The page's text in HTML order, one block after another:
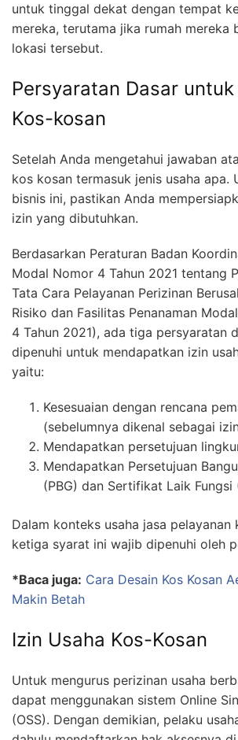
untuk tinggal dekat dengan tempat
mereka, terutama jika rumah mereka
lokasi tersebut.
Persyaratan Dasar
Kos-kosan
Setelah Anda mengetahui jawaban
kos kosan termasuk jenis usaha apa.
bisnis ini, pastikan Anda
izin yang dibutuhkan.
Berdasarkan Peraturan Badan
Modal Nomor 4 Tahun 2021 tentang
Tata Cara Pelayanan Perizinan
Risiko dan Fasilitas Penanaman
4 Tahun 2021), ada tiga persyaratan
dipenuhi untuk mendapatkan izin
yaitu:
Kesesuaian dengan rencana
(sebelumnya dikenal sebagai
Mendapatkan persetujuan
Mendapatkan Persetujuan
(PBG) dan Sertifikat Laik Fungsi
Dalam konteks usaha jasa pelayanan
ketiga syarat ini wajib dipenuhi oleh
*Baca juga: Cara Desain Kos Kosan
Makin Betah
Izin Usaha Kos-Kosan
Untuk mengurus perizinan usaha
dapat menggunakan sistem Online
(OSS). Dengan demikian, pelaku